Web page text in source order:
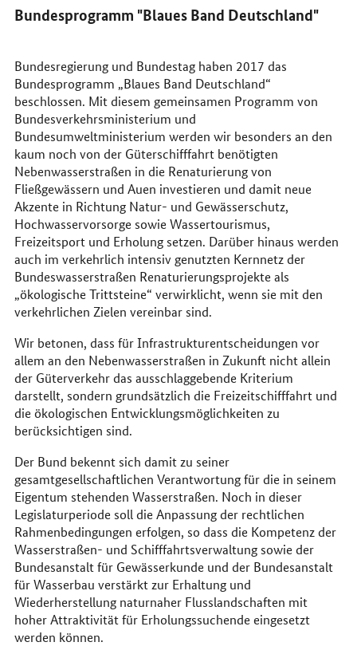
Bundesprogramm "Blaues Band Deutschland"
Bundesregierung und Bundestag haben 2017 das
Bundesprogramm „Blaues Band Deutschland“
beschlossen. Mit diesem gemeinsamen Programm von
Bundesverkehrsministerium und
Bundesumweltministerium werden wir besonders an den
kaum noch von der Güterschifffahrt benötigten
Nebenwasserstraßen in die Renaturierung von
Fließgewässern und Auen investieren und damit neue
Akzente in Richtung Natur- und Gewässerschutz,
Hochwasservorsorge sowie Wassertourismus,
Freizeitsport und Erholung setzen. Darüber hinaus werden
auch im verkehrlich intensiv genutzten Kernnetz der
Bundeswasserstraßen Renaturierungsprojekte als
„ökologische Trittsteine“ verwirklicht, wenn sie mit den
verkehrlichen Zielen vereinbar sind.
Wir betonen, dass für Infrastrukturentscheidungen vor
allem an den Nebenwasserstraßen in Zukunft nicht allein
der Güterverkehr das ausschlaggebende Kriterium
darstellt, sondern grundsätzlich die Freizeitschifffahrt und
die ökologischen Entwicklungsmöglichkeiten zu
berücksichtigen sind.
Der Bund bekennt sich damit zu seiner
gesamtgesellschaftlichen Verantwortung für die in seinem
Eigentum stehenden Wasserstraßen. Noch in dieser
Legislaturperiode soll die Anpassung der rechtlichen
Rahmenbedingungen erfolgen, so dass die Kompetenz der
Wasserstraßen- und Schifffahrtsverwaltung sowie der
Bundesanstalt für Gewässerkunde und der Bundesanstalt
für Wasserbau verstärkt zur Erhaltung und
Wiederherstellung naturnaher Flusslandschaften mit
hoher Attraktivität für Erholungssuchende eingesetzt
werden können.